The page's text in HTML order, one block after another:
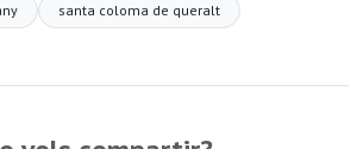
santa coloma de queralt